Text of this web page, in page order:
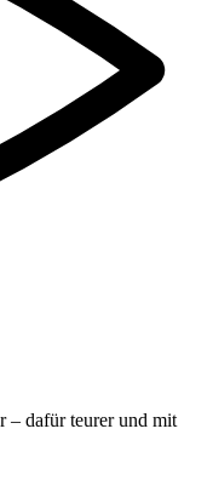
– dafür teurer und mit